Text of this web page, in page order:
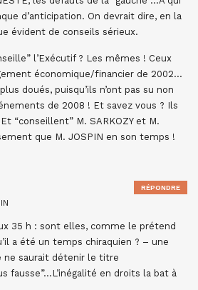
d’anticipation. On devrait dire, en la
évident de conseils sérieux.
l’Exécutif ? Les mêmes ! Ceux
économique/financier de 2002…
doués, puisqu’ils n’ont pas su non
de 2008 ! Et savez vous ? Ils
“conseillent” M. SARKOZY et M.
que M. JOSPIN en son temps !
35 h : sont elles, comme le prétend
a été un temps chiraquien ? – une
ne saurait détenir le titre
fausse”…L’inégalité en droits la bat à
RÉPONDRE